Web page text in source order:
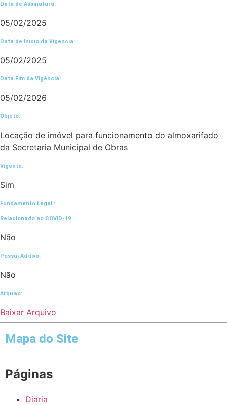
Data de Assinatura:
05/02/2025
Data de Início da Vigência:
05/02/2025
Data Fim da Vigência:
05/02/2026
Objeto:
Locação de imóvel para funcionamento do almoxarifado
da Secretaria Municipal de Obras
Vigente:
Sim
Fundamento Legal :​
Relacionado ao COVID-19 :​
Não
Possui Aditivo:​
Não
Arquivo:
Baixar Arquivo
Mapa do Site
Páginas
Diária